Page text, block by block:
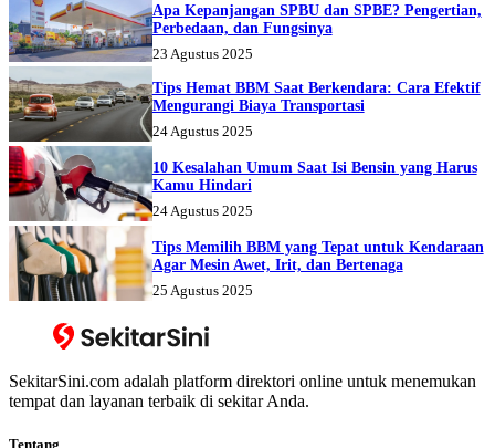
Apa Kepanjangan SPBU dan SPBE? Pengertian,
Perbedaan, dan Fungsinya
23 Agustus 2025
Tips Hemat BBM Saat Berkendara: Cara Efektif
Mengurangi Biaya Transportasi
24 Agustus 2025
10 Kesalahan Umum Saat Isi Bensin yang Harus
Kamu Hindari
24 Agustus 2025
Tips Memilih BBM yang Tepat untuk Kendaraan
Agar Mesin Awet, Irit, dan Bertenaga
25 Agustus 2025
SekitarSini.com adalah platform direktori online untuk menemukan
tempat dan layanan terbaik di sekitar Anda.
Tentang